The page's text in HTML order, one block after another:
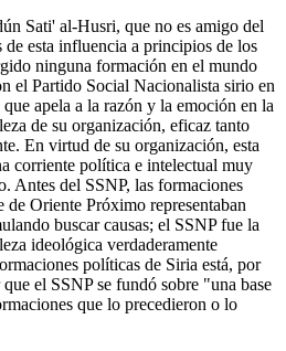
Sati' al-Husri, que no es amigo del
esta influencia a principios de los
ninguna formación en el mundo
el Partido Social Nacionalista sirio en
apela a la razón y la emoción en la
de su organización, eficaz tanto
En virtud de su organización, esta
corriente política e intelectual muy
Antes del SSNP, las formaciones
Oriente Próximo representaban
buscar causas; el SSNP fue la
ideológica verdaderamente
políticas de Siria está, por
el SSNP se fundó sobre "una base
que lo precedieron o lo